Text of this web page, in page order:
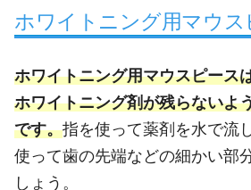
ホワイトニング用マウス
ホワイトニング用マウスピース
ホワイトニング剤が残らないよ
です。指を使って薬剤を水で流
使って歯の先端などの細かい部
しょう。